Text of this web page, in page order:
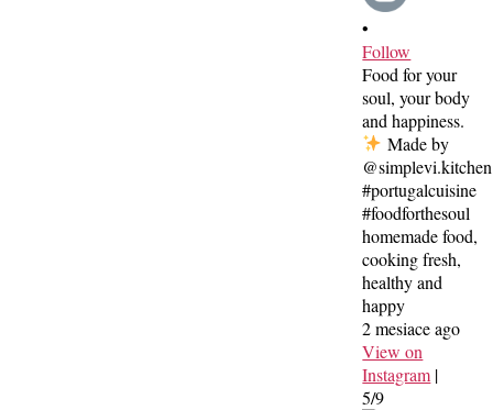
•
Follow
Food for your
soul, your body
and happiness.
Made by
@simplevi.kitchen
#portugalcuisine
#foodforthesoul
homemade food,
cooking fresh,
healthy and
happy
2 mesiace ago
View on
Instagram |
5/9